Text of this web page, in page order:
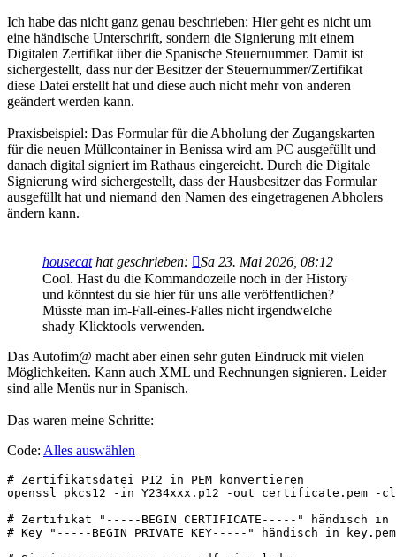
Ich habe das nicht ganz genau beschrieben: Hier geht es nicht um
eine händische Unterschrift, sondern die Signierung mit einem
Digitalen Zertifikat über die Spanische Steuernummer. Damit ist
sichergestellt, dass nur der Besitzer der Steuernummer/Zertifikat
diese Datei erstellt hat und diese auch nicht mehr von anderen
geändert werden kann.
Praxisbeispiel: Das Formular für die Abholung der Zugangskarten
für die neuen Müllcontainer in Benissa wird am PC ausgefüllt und
danach digital signiert im Rathaus eingereicht. Durch die Digitale
Signierung wird sichergestellt, dass der Hausbesitzer das Formular
ausgefüllt hat und niemand den Namen des eingetragenen Abholers
ändern kann.
housecathat geschrieben:
Sa 23. Mai 2026, 08:12
Cool. Hast du die Kommandozeile noch in der History
und könntest du sie hier für uns alle veröffentlichen?
Müsste man im-Fall-eines-Falles nicht irgendwelche
shady Klicktools verwenden.
Das Autofim@ macht aber einen sehr guten Eindruck mit vielen
Möglichkeiten. Kann auch XML und Rechnungen signieren. Leider
sind alle Menüs nur in Spanisch.
Das waren meine Schritte:
Code: Alles auswählen
# Zertifikatsdatei P12 in PEM konvertieren
openssl pkcs12 -in Y234xxx.p12 -out certificate.pem -
# Zertifikat "-----BEGIN CERTIFICATE-----" händisch
# Key "-----BEGIN PRIVATE KEY-----" händisch in